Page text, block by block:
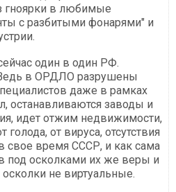
гноярки в любимые
с разбитыми фонарями" и
один в один РФ.
в ОРДЛО разрушены
даже в рамках
останавливаются заводы и
идет отжим недвижимости,
от вируса, отсутствия
время СССР, и как сама
осколками их же веры и
не виртуальные.